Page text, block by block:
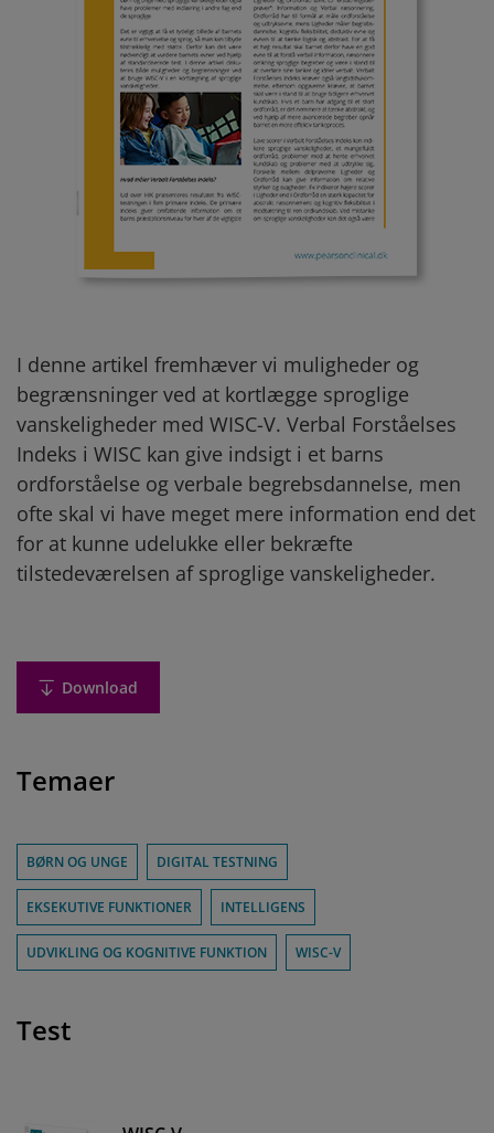
I denne artikel fremhæver vi muligheder og
begrænsninger ved at kortlægge sproglige
vanskeligheder med WISC-V. Verbal Forståelses
Indeks i WISC kan give indsigt i et barns
ordforståelse og verbale begrebsdannelse, men
ofte skal vi have meget mere information end det
for at kunne udelukke eller bekræfte
tilstedeværelsen af sproglige vanskeligheder.
Download
Temaer
BØRN OG UNGE DIGITAL TESTNING
EKSEKUTIVE FUNKTIONER INTELLIGENS
UDVIKLING OG KOGNITIVE FUNKTION WISC-V
Test